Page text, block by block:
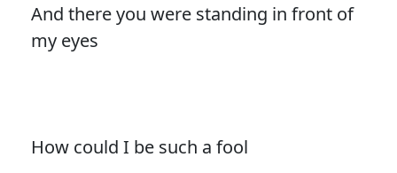
And there you were standing in front of
my eyes
How could I be such a fool